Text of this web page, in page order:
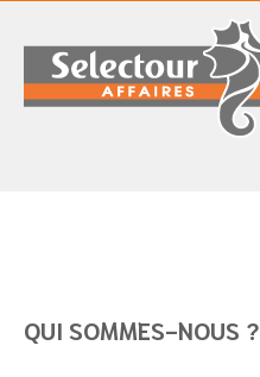
QUI SOMMES-NOUS ?